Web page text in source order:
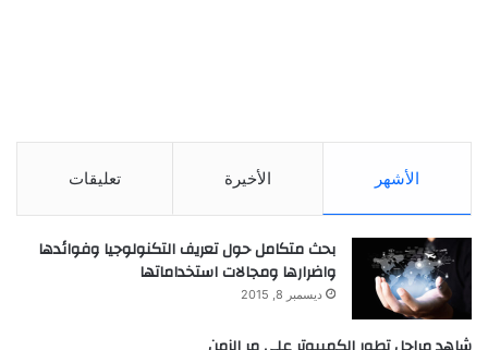
الأشهر الأخيرة تعليقات
بحث متكامل حول تعريف التكنولوجيا وفوائدها
واضرارها ومجالات استخداماتها
ديسمبر 8, 2015